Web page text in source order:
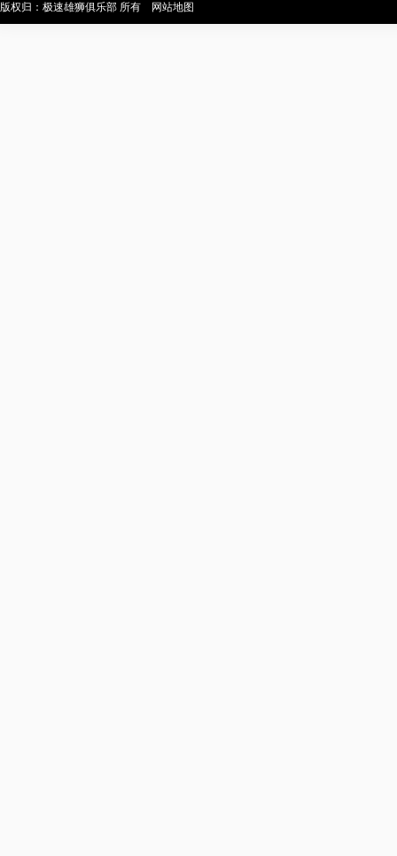
版权归：极速雄狮俱乐部 所有 网站地图